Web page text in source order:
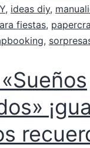
, ideas diy,
fiestas,
,